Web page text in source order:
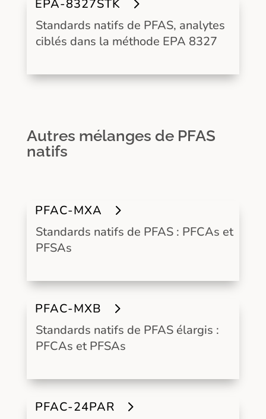
EPA-8327STK
Standards natifs de PFAS, analytes
ciblés dans la méthode EPA 8327
Autres mélanges de PFAS
natifs
PFAC-MXA
Standards natifs de PFAS : PFCAs et
PFSAs
PFAC-MXB
Standards natifs de PFAS élargis :
PFCAs et PFSAs
PFAC-24PAR